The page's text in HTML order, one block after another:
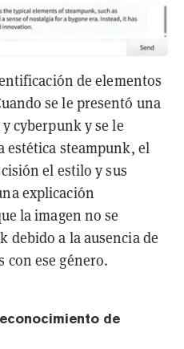
de elementos
se le presentó una
cyberpunk y se le
estética steampunk, el
el estilo y sus
explicación
la imagen no se
debido a la ausencia de
con ese género.
de